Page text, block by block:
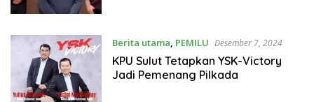
Berita utama, PEMILU Desember 7, 2024
KPU Sulut Tetapkan YSK-Victory
Jadi Pemenang Pilkada